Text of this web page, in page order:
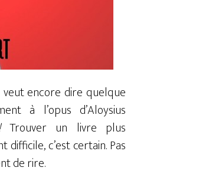
encore dire quelque
à l’opus d’Aloysius
Trouver un livre plus
c’est certain. Pas
de rire.